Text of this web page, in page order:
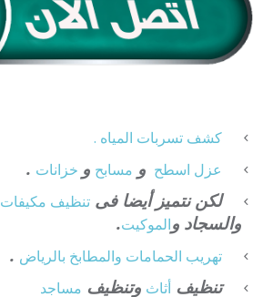
كشف تسربات المياه .
عزل اسطح و مسابح و خزانات .
لكن نتميز أيضا فى تنظيف مكيفات
والسجاد والموكيت.
تهريب الحمامات والمطابخ بالرياض .
تنظيف أثاث وتنظيف مساجد